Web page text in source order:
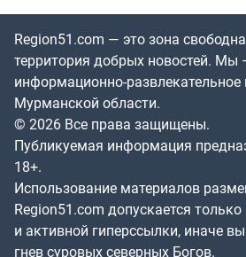
Region51.com — это зона
территория добрых новостей. Мы
информационно-развлекательное
Мурманской области.
© 2026 Все права защищены.
Публикуемая информация
18+.
Использование материалов
Region51.com допускается
и активной гиперссылки, иначе
гнев суровых северных Богов.